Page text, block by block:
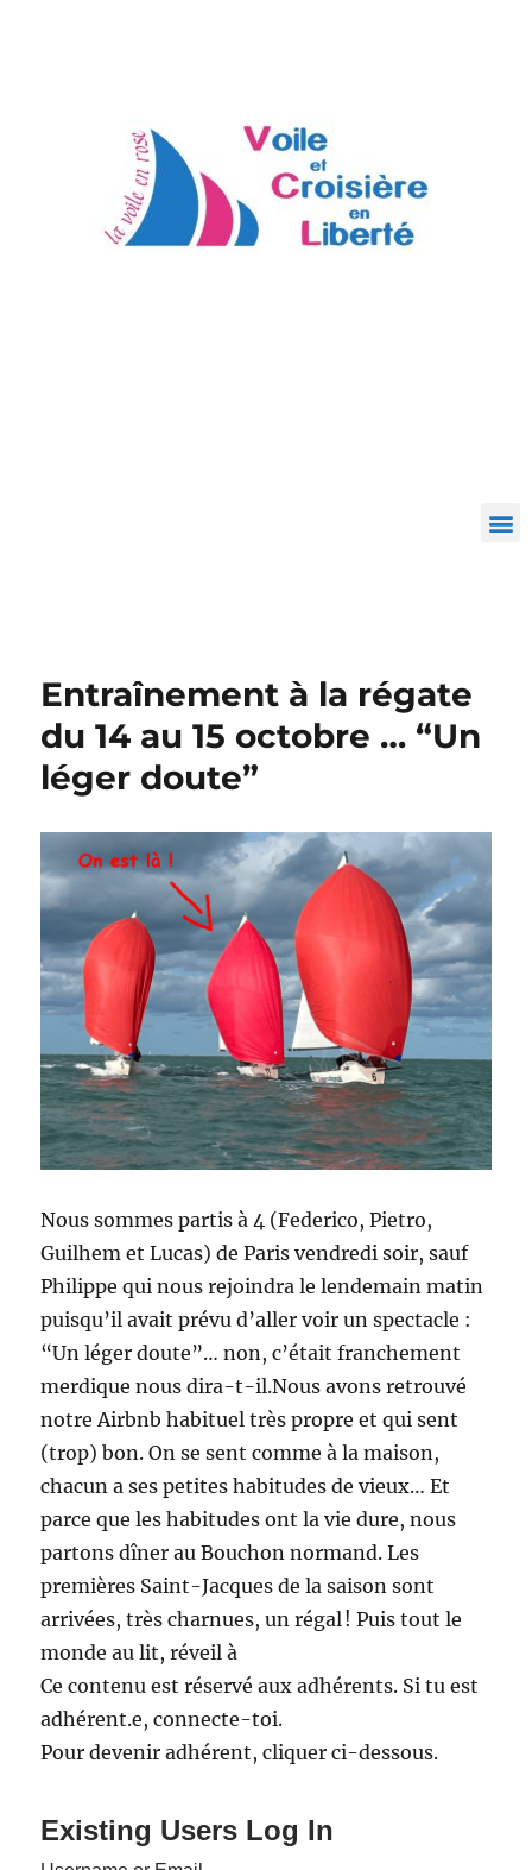
Entraînement à la régate
du 14 au 15 octobre … “Un
léger doute”
Nous sommes partis à 4 (Federico, Pietro,
Guilhem et Lucas) de Paris vendredi soir, sauf
Philippe qui nous rejoindra le lendemain matin
puisqu’il avait prévu d’aller voir un spectacle :
“Un léger doute”… non, c’était franchement
merdique nous dira-t-il.Nous avons retrouvé
notre Airbnb habituel très propre et qui sent
(trop) bon. On se sent comme à la maison,
chacun a ses petites habitudes de vieux… Et
parce que les habitudes ont la vie dure, nous
partons dîner au Bouchon normand. Les
premières Saint-Jacques de la saison sont
arrivées, très charnues, un régal ! Puis tout le
monde au lit, réveil à
Ce contenu est réservé aux adhérents. Si tu est
adhérent.e, connecte-toi.
Pour devenir adhérent, cliquer ci-dessous.
Existing Users Log In